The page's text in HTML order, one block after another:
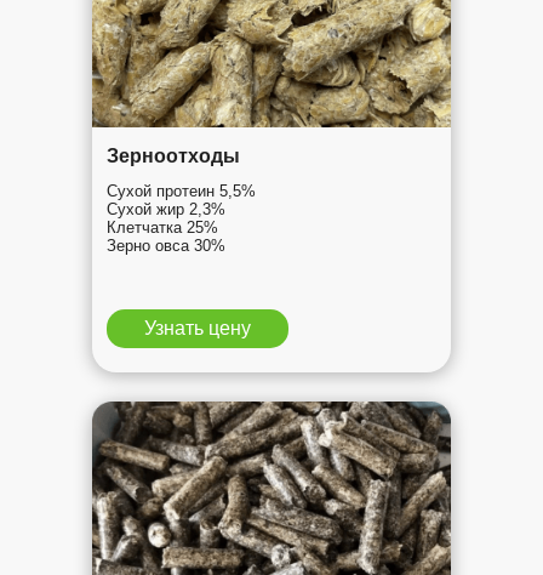
Зерноотходы
Сухой протеин 5,5%
Сухой жир 2,3%
Клетчатка 25%
Зерно овса 30%
Узнать цену